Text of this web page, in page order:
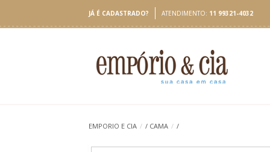
JÁ É CADASTRADO? ATENDIMENTO: 11 99321-4032
EMPORIO E CIA / / CAMA / /